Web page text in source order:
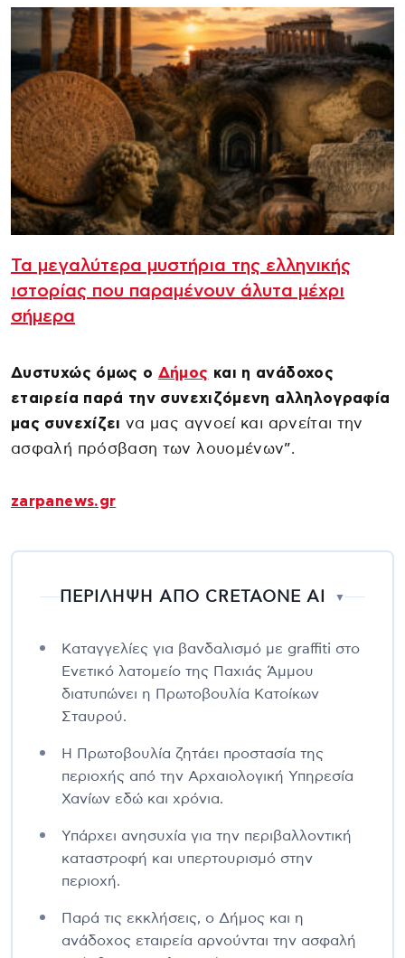
Τα μεγαλύτερα μυστήρια της ελληνικής
ιστορίας που παραμένουν άλυτα μέχρι
σήμερα
Δυστυχώς όμως ο Δήμος και η ανάδοχος
εταιρεία παρά την συνεχιζόμενη αλληλογραφία
μας συνεχίζει να μας αγνοεί και αρνείται την
ασφαλή πρόσβαση των λουομένων”.
zarpanews.gr
ΠΕΡΙΛΗΨΗ ΑΠΟ CRETAONE AI ▼
Καταγγελίες για βανδαλισμό με graffiti στο
Ενετικό λατομείο της Παχιάς Άμμου
διατυπώνει η Πρωτοβουλία Κατοίκων
Σταυρού.
Η Πρωτοβουλία ζητάει προστασία της
περιοχής από την Αρχαιολογική Υπηρεσία
Χανίων εδώ και χρόνια.
Υπάρχει ανησυχία για την περιβαλλοντική
καταστροφή και υπερτουρισμό στην
περιοχή.
Παρά τις εκκλήσεις, ο Δήμος και η
ανάδοχος εταιρεία αρνούνται την ασφαλή